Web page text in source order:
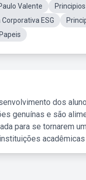
Valente
ESG
dos
genuínas e são
para se tornarem
acadêmicas